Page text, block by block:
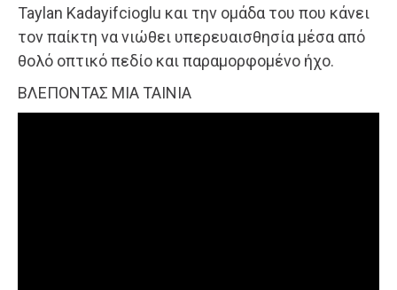
Taylan Kadayifcioglu και την ομάδα του που κάνει
τον παίκτη να νιώθει υπερευαισθησία μέσα από
θολό οπτικό πεδίο και παραμορφομένο ήχο.
ΒΛΕΠΟΝΤΑΣ ΜΙΑ ΤΑΙΝΙΑ